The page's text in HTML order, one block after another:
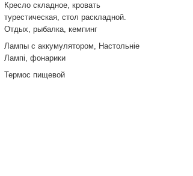
Кресло складное, кровать
турестическая, стол раскладной.
Отдых, рыбалка, кемпинг
Лампы с аккумулятором, Настольніе
Лампі, фонарики
Термос пищевой